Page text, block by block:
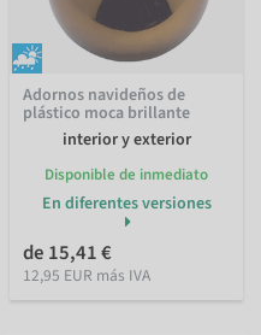
Adornos navideños de
plástico moca brillante
interior y exterior
Disponible de inmediato
En diferentes versiones
de 15,41 €
12,95 EUR más IVA